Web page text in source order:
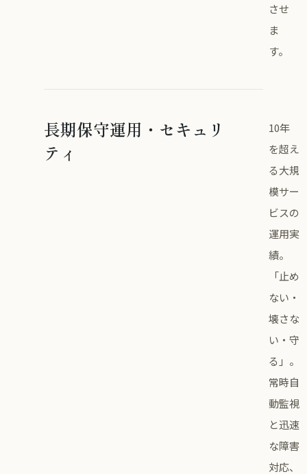
させ
ま
す。
長期保守運用・セキュリ
ティ
10年
を超え
る大規
模サー
ビスの
運用実
績。
「止め
ない・
壊さな
い・守
る」。
常時自
動監視
と迅速
な障害
対応、